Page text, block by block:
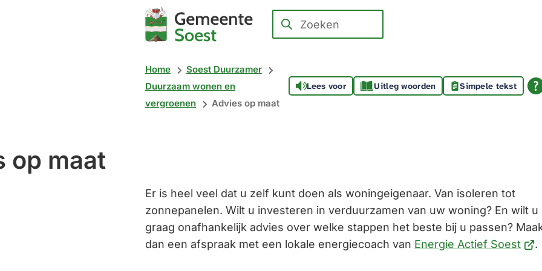
Mijn
Zoeken
Wanneer
zijn
kun
omhoog
en
omlaag
te
Home
Soest Duurzamer
Duurzaam wonen en
vergroenen
Advies op maat
Lees voor Uitleg woorden Simpele tekst
op maat
Er is heel veel dat u zelf kunt doen als woningeigenaar. Van isoleren tot
zonnepanelen. Wilt u investeren in verduurzamen van uw woning? En wilt u
graag onafhankelijk advies over welke stappen het beste bij u passen?
dan een afspraak met een lokale energiecoach van Energie Actief Soest .